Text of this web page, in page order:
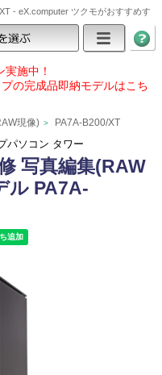
- eX.computer ツクモがおすすめす
施中！
の完成品即納モデルはこち
現像) > PA7A-B200/XT
パソコン タワー
写真編集(RAW
ル PA7A-